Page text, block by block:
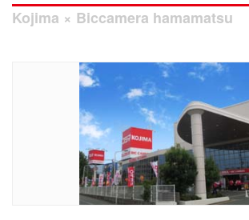
Kojima × Biccamera hamamatsu